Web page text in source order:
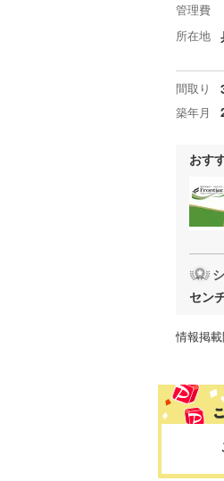
管理費
所在地
間取り
築年月
おす
セン
情報掲